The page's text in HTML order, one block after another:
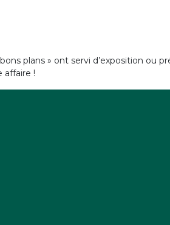
plans » ont servi d’exposition ou
affaire !